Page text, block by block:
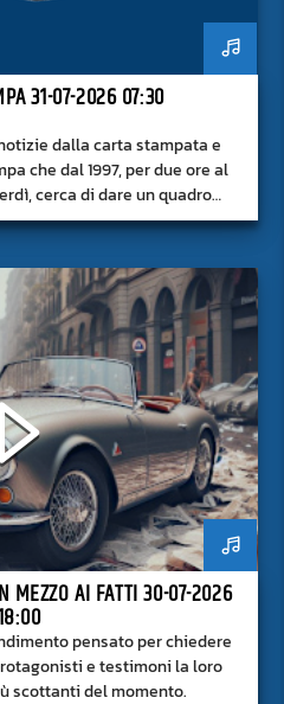
31-07-2026 07:30
dalla carta stampata e
che dal 1997, per due ore al
cerca di dare un quadro
giorno, senza fermarsi alla
MEZZO AI FATTI 30-07-2026
pensato per chiedere
e testimoni la loro
scottanti del momento.